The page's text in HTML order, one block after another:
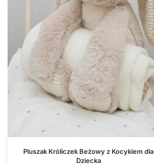
Pluszak Króliczek Beżowy z Kocykiem dla
Dziecka